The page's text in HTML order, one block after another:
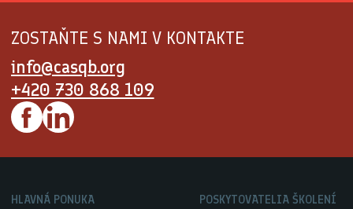
ZOSTAŇTE S NAMI V KONTAKTE
info@casqb.org
+420 730 868 109
HLAVNÁ PONUKA
POSKYTOVATELIA ŠKOLENÍ